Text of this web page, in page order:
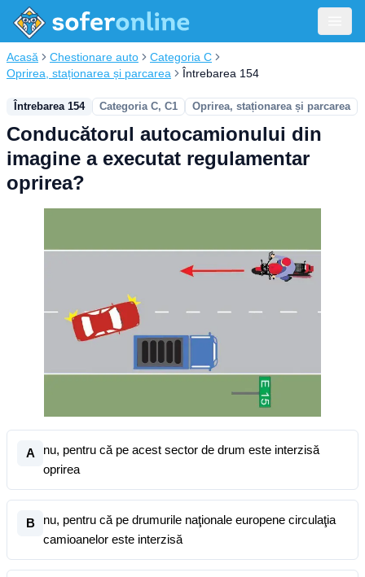
Acasă Chestionare auto
Categoria C
Oprirea, staționarea și parcarea
Întrebarea 154
Întrebarea 154 Categoria C, C1 Oprirea, staționarea și parcarea
Conducătorul autocamionului din
imagine a executat regulamentar
oprirea?
A
nu, pentru că pe acest sector de drum este interzisă
oprirea
B
nu, pentru că pe drumurile naţionale europene circulaţia
camioanelor este interzisă